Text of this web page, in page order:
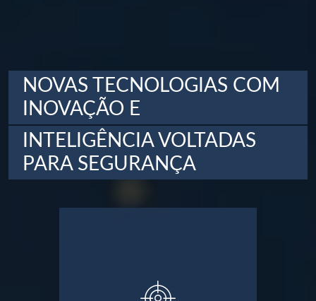
NOVAS TECNOLOGIAS COM
INOVAÇÃO E
INTELIGÊNCIA VOLTADAS
PARA SEGURANÇA